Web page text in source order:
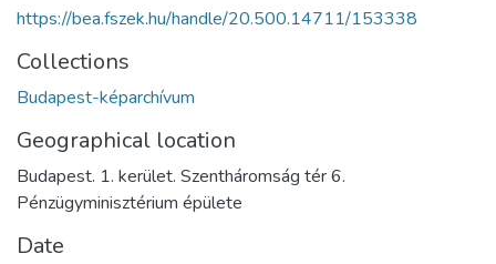
https://bea.fszek.hu/handle/20.500.14711/153338
Collections
Budapest-képarchívum
Geographical location
Budapest. 1. kerület. Szentháromság tér 6.
Pénzügyminisztérium épülete
Date